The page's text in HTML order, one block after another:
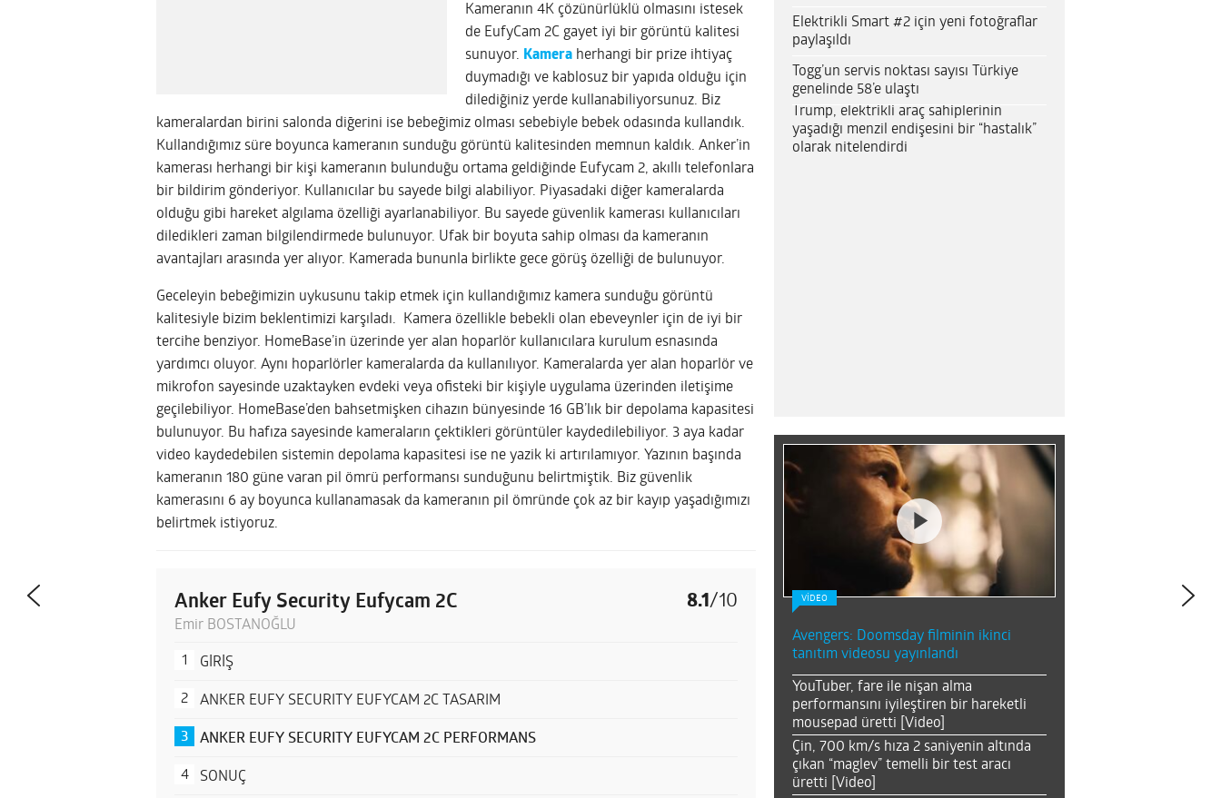
Kameranın 4K çözünürlüklü olmasını istesek
de EufyCam 2C gayet iyi bir görüntü kalitesi
sunuyor. Kamera herhangi bir prize ihtiyaç
duymadığı ve kablosuz bir yapıda olduğu için
dilediğiniz yerde kullanabiliyorsunuz. Biz
kameralardan birini salonda diğerini ise bebeğimiz olması sebebiyle bebek odasında kullandık.
Kullandığımız süre boyunca kameranın sunduğu görüntü kalitesinden memnun kaldık. Anker’in
kamerası herhangi bir kişi kameranın bulunduğu ortama geldiğinde Eufycam 2, akıllı telefonlara
bir bildirim gönderiyor. Kullanıcılar bu sayede bilgi alabiliyor. Piyasadaki diğer kameralarda
olduğu gibi hareket algılama özelliği ayarlanabiliyor. Bu sayede güvenlik kamerası kullanıcıları
diledikleri zaman bilgilendirmede bulunuyor. Ufak bir boyuta sahip olması da kameranın
avantajları arasında yer alıyor. Kamerada bununla birlikte gece görüş özelliği de bulunuyor.
Geceleyin bebeğimizin uykusunu takip etmek için kullandığımız kamera sunduğu görüntü
kalitesiyle bizim beklentimizi karşıladı. Kamera özellikle bebekli olan ebeveynler için de iyi bir
tercihe benziyor. HomeBase’in üzerinde yer alan hoparlör kullanıcılara kurulum esnasında
yardımcı oluyor. Aynı hoparlörler kameralarda da kullanılıyor. Kameralarda yer alan hoparlör ve
mikrofon sayesinde uzaktayken evdeki veya ofisteki bir kişiyle uygulama üzerinden iletişime
geçilebiliyor. HomeBase’den bahsetmişken cihazın bünyesinde 16 GB’lık bir depolama kapasitesi
bulunuyor. Bu hafıza sayesinde kameraların çektikleri görüntüler kaydedilebiliyor. 3 aya kadar
video kaydedebilen sistemin depolama kapasitesi ise ne yazik ki artırılamıyor. Yazının başında
kameranın 180 güne varan pil ömrü performansı sunduğunu belirtmiştik. Biz güvenlik
kamerasını 6 ay boyunca kullanamasak da kameranın pil ömründe çok az bir kayıp yaşadığımızı
belirtmek istiyoruz.
Anker Eufy Security Eufycam 2C 8.1/10
Emir BOSTANOĞLU
GİRİŞ
ANKER EUFY SECURITY EUFYCAM 2C TASARIM
ANKER EUFY SECURITY EUFYCAM 2C PERFORMANS
SONUÇ
Elektrikli Smart #2 için yeni fotoğraflar
paylaşıldı
Togg’un servis noktası sayısı Türkiye
genelinde 58’e ulaştı
Trump, elektrikli araç sahiplerinin
yaşadığı menzil endişesini bir “hastalık”
olarak nitelendirdi
VİDEO
Avengers: Doomsday filminin ikinci
tanıtım videosu yayınlandı
YouTuber, fare ile nişan alma
performansını iyileştiren bir hareketli
mousepad üretti [Video]
Çin, 700 km/s hıza 2 saniyenin altında
çıkan “maglev” temelli bir test aracı
üretti [Video]